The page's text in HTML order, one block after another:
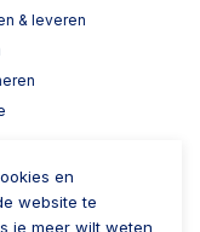
& leveren
met Breure
en
website te
je meer wilt weten